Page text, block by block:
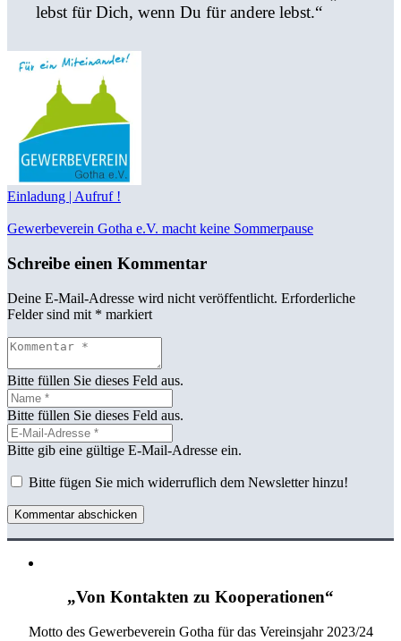
lebst für Dich, wenn Du für andere lebst.“
Einladung | Aufruf !
Gewerbeverein Gotha e.V. macht keine Sommerpause
Schreibe einen Kommentar
Deine E-Mail-Adresse wird nicht veröffentlicht. Erforderliche
Felder sind mit * markiert
Bitte füllen Sie dieses Feld aus.
Bitte füllen Sie dieses Feld aus.
Bitte gib eine gültige E-Mail-Adresse ein.
Bitte fügen Sie mich widerruflich dem Newsletter hinzu!
Kommentar abschicken
„Von Kontakten zu Kooperationen“
Motto des Gewerbeverein Gotha für das Vereinsjahr 2023/24